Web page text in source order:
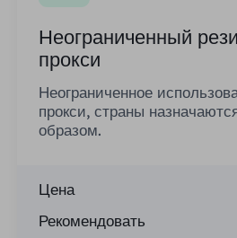
Неограниченный
прокси
Неограниченное
прокси, страны
образом.
Цена
Рекомендовать